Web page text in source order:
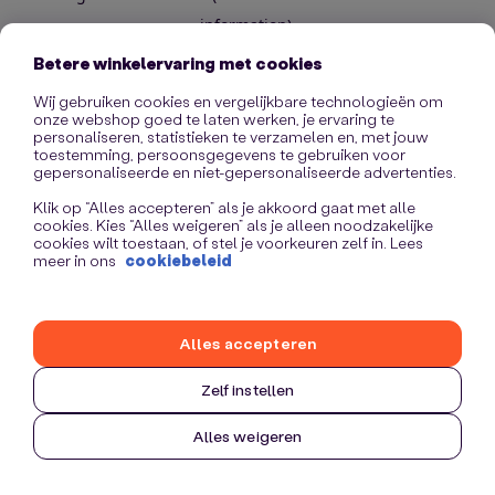
information).
Betere winkelervaring met cookies
Wij gebruiken cookies en vergelijkbare technologieën om
onze webshop goed te laten werken, je ervaring te
personaliseren, statistieken te verzamelen en, met jouw
toestemming, persoonsgegevens te gebruiken voor
gepersonaliseerde en niet-gepersonaliseerde advertenties.
Klik op “Alles accepteren” als je akkoord gaat met alle
cookies. Kies “Alles weigeren” als je alleen noodzakelijke
cookies wilt toestaan, of stel je voorkeuren zelf in. Lees
meer in ons cookiebeleid
Zelf instellen
Alles weigeren
Alles accepteren